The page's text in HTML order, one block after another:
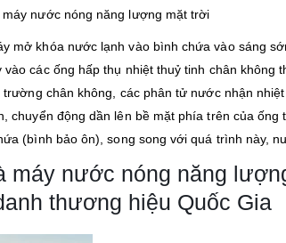
nước nóng năng lượng mặt trời
mở khóa nước lạnh vào bình chứa vào sáng
các ống hấp thụ nhiệt thuỷ tinh chân không
chân không, các phân tử nước nhận
chuyển động dần lên bề mặt phía trên của ống
(bình bảo ôn), song song với quá trình này,
máy nước nóng năng
thương hiệu Quốc Gia